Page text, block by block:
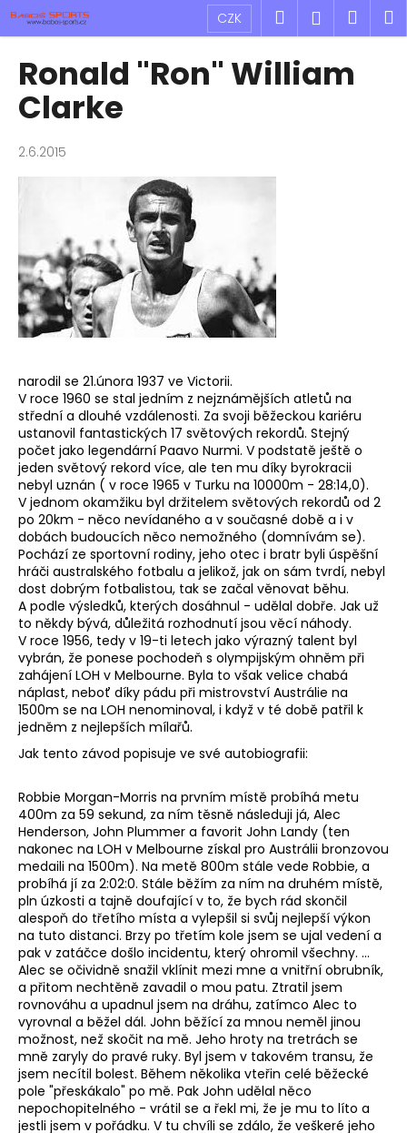
Přejít
obsah
CZK Hledat
Ronald "Ron" William
Clarke
2.6.2015
narodil se 21.února 1937 ve Victorii.
V roce 1960 se stal jedním z nejznámějších atletů na
střední a dlouhé vzdálenosti. Za svoji běžeckou kariéru
ustanovil fantastických 17 světových rekordů. Stejný
počet jako legendární Paavo Nurmi. V podstatě ještě o
jeden světový rekord více, ale ten mu díky byrokracii
nebyl uznán ( v roce 1965 v Turku na 10000m - 28:14,0).
V jednom okamžiku byl držitelem světových rekordů od 2
po 20km - něco nevídaného a v současné době a i v
dobách budoucích něco nemožného (domnívám se).
Pochází ze sportovní rodiny, jeho otec i bratr byli úspěšní
hráči australského fotbalu a jelikož, jak on sám tvrdí, nebyl
dost dobrým fotbalistou, tak se začal věnovat běhu.
A podle výsledků, kterých dosáhnul - udělal dobře. Jak už
to někdy bývá, důležitá rozhodnutí jsou věcí náhody.
V roce 1956, tedy v 19-ti letech jako výrazný talent byl
vybrán, že ponese pochodeň s olympijským ohněm při
zahájení LOH v Melbourne. Byla to však velice chabá
náplast, neboť díky pádu při mistrovství Austrálie na
1500m se na LOH nenominoval, i když v té době patřil k
jedněm z nejlepších mílařů.
Jak tento závod popisuje ve své autobiografii:
Robbie Morgan-Morris na prvním místě probíhá metu
400m za 59 sekund, za ním těsně následuji já, Alec
Henderson, John Plummer a favorit John Landy (ten
nakonec na LOH v Melbourne získal pro Austrálii bronzovou
medaili na 1500m). Na metě 800m stále vede Robbie, a
probíhá jí za 2:02:0. Stále běžím za ním na druhém místě,
pln úzkosti a tajně doufající v to, že bych rád skončil
alespoň do třetího místa a vylepšil si svůj nejlepší výkon
na tuto distanci. Brzy po třetím kole jsem se ujal vedení a
pak v zatáčce došlo incidentu, který ohromil všechny. ...
Alec se očividně snažil vklínit mezi mne a vnitřní obrubník,
a přitom nechtěně zavadil o mou patu. Ztratil jsem
rovnováhu a upadnul jsem na dráhu, zatímco Alec to
vyrovnal a běžel dál. John běžící za mnou neměl jinou
možnost, než skočit na mě. Jeho hroty na tretrách se
mně zaryly do pravé ruky. Byl jsem v takovém transu, že
jsem necítil bolest. Během několika vteřin celé běžecké
pole "přeskákalo" po mě. Pak John udělal něco
nepochopitelného - vrátil se a řekl mi, že je mu to líto a
jestli jsem v pořádku. V tu chvíli se zdálo, že veškeré jeho
K
o
C
o
p
o
t
b
u
j
e
e
n
a
j
í
t
?
HLEDAT
D
o
p
o
u
č
u
j
e
m
e
BĚŽECKÁ
BUNDA
RONHILL
STRIDE
SUNDOWN
JACKET
2
199
Kč
Původně: